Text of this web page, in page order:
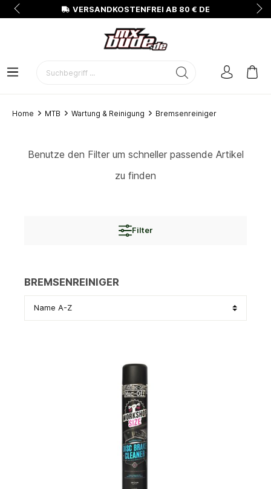
VERSANDKOSTENFREI AB 80 € DE
Home MTB Wartung & Reinigung Bremsenreiniger
Benutze den Filter um schneller passende Artikel
zu finden
Filter
BREMSENREINIGER